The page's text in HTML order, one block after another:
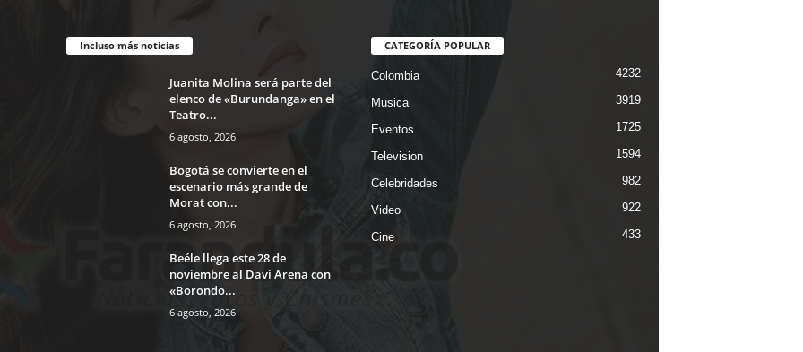
Incluso más noticias
Juanita Molina será parte del
elenco de «Burundanga» en el
Teatro...
6 agosto, 2026
Bogotá se convierte en el
escenario más grande de
Morat con...
6 agosto, 2026
Beéle llega este 28 de
noviembre al Davi Arena con
«Borondo...
6 agosto, 2026
CATEGORÍA POPULAR
Colombia 4232
Musica 3919
Eventos 1725
Television 1594
Celebridades 982
Video 922
Cine 433